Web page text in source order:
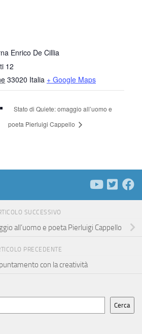
Enrico De Cillia
12
33020 Italia + Google Maps
Stato di Quiete: omaggio all’uomo e
poeta Pierluigi Cappello
SUCCESSIVO
all’uomo e poeta Pierluigi Cappello
PRECEDENTE
con la creatività
Cerca